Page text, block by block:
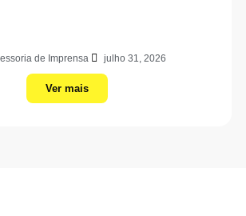
de Imprensa julho 31, 2026
Ver mais